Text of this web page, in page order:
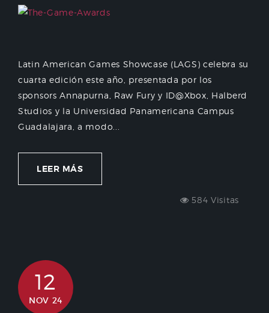
Latin American Games Showcase (LAGS) celebra su
cuarta edición este año, presentada por los
sponsors Annapurna, Raw Fury y ID@Xbox, Halberd
Studios y la Universidad Panamericana Campus
Guadalajara, a modo...
LEER MÁS
584 Visitas
12
NOV 24